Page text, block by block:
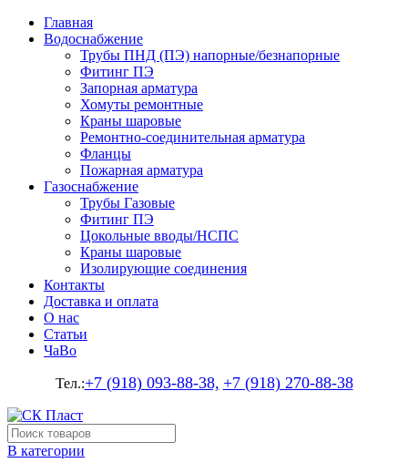
Главная
Водоснабжение
Трубы ПНД (ПЭ) напорные/безнапорные
Фитинг ПЭ
Запорная арматура
Хомуты ремонтные
Краны шаровые
Ремонтно-соединительная арматура
Фланцы
Пожарная арматура
Газоснабжение
Трубы Газовые
Фитинг ПЭ
Цокольные вводы/НСПС
Краны шаровые
Изолирующие соединения
Контакты
Доставка и оплата
О нас
Статьи
ЧаВо
Тел.:+7 (918) 093-88-38, +7 (918) 270-88-38
В категории